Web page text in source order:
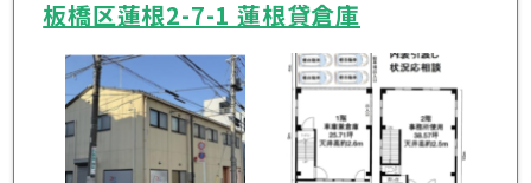
板橋区蓮根2-7-1 蓮根貸倉庫